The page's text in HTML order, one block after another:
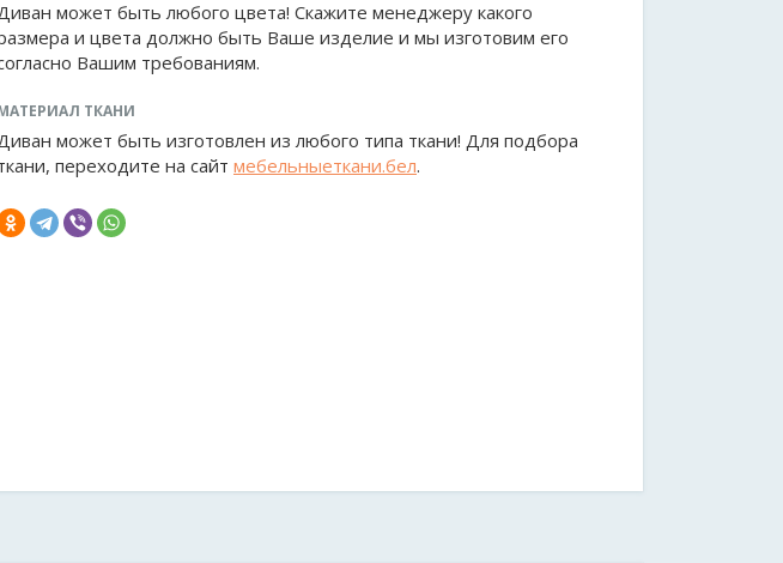
может быть любого цвета! Скажите менеджеру какого
и цвета должно быть Ваше изделие и мы изготовим его
Вашим требованиям.
ТКАНИ
может быть изготовлен из любого типа ткани! Для подбора
переходите на сайт мебельныеткани.бел.